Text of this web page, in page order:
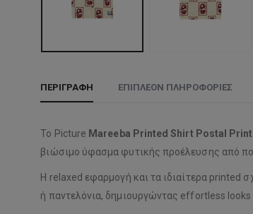
ΠΕΡΙΓΡΑΦΉ ΕΠΙΠΛΈΟΝ ΠΛΗΡΟΦΟΡΊΕΣ
Το Picture Mareeba Printed Shirt Postal Print
βιώσιμο ύφασμα φυτικής προέλευσης από
Η relaxed εφαρμογή και τα ιδιαίτερα printed
ή παντελόνια, δημιουργώντας effortless looks